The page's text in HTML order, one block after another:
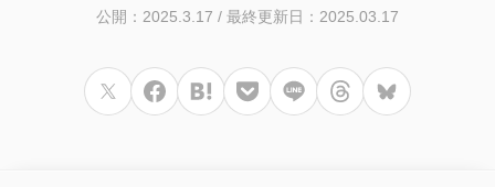
公開：2025.3.17 / 最終更新日：2025.03.17